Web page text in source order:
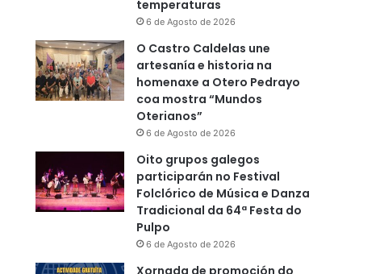
temperaturas
6 de Agosto de 2026
O Castro Caldelas une
artesanía e historia na
homenaxe a Otero Pedrayo
coa mostra “Mundos
Oterianos”
6 de Agosto de 2026
Oito grupos galegos
participarán no Festival
Folclórico de Música e Danza
Tradicional da 64ª Festa do
Pulpo
6 de Agosto de 2026
Xornada de promoción do